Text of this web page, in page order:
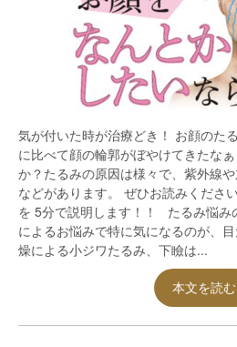
気が付いた時が治療どき！ お顔のた
に比べて顔の輪郭がぼやけてきたな
か？たるみの原因は様々で、紫外線
などがあります。 ぜひお読みくださ
を 5分で説明します！！ たるみ悩み
によるお悩みで特に気になるのが、
燥による小ジワたるみ、下瞼は...
本文を読む